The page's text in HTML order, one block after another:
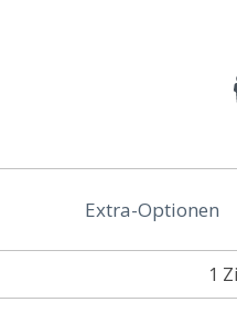
1
Extra-Optionen